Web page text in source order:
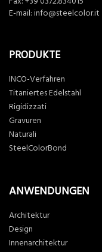
E-mail: info@steelcolor.it
PRODUKTE
INCO-Verfahren
Titaniertes Edelstahl
Rigidizzati
Gravuren
Naturali
SteelColorBond
ANWENDUNGEN
Architektur
Design
Innenarchitektur